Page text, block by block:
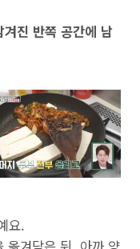
진 반쪽 공간에 남
요.